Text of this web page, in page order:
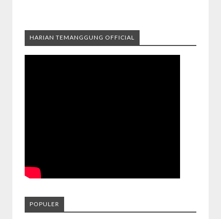
HARIAN TEMANGGUNG OFFICIAL
POPULER